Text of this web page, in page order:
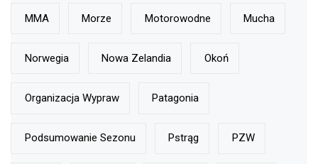
MMA Morze Motorowodne Mucha
Norwegia Nowa Zelandia Okoń
Organizacja Wypraw Patagonia
Podsumowanie Sezonu Pstrąg PZW